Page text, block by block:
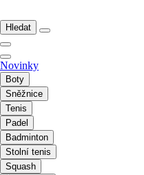
Hledat
Novinky
Boty
Sněžnice
Tenis
Padel
Badminton
Stolní tenis
Squash